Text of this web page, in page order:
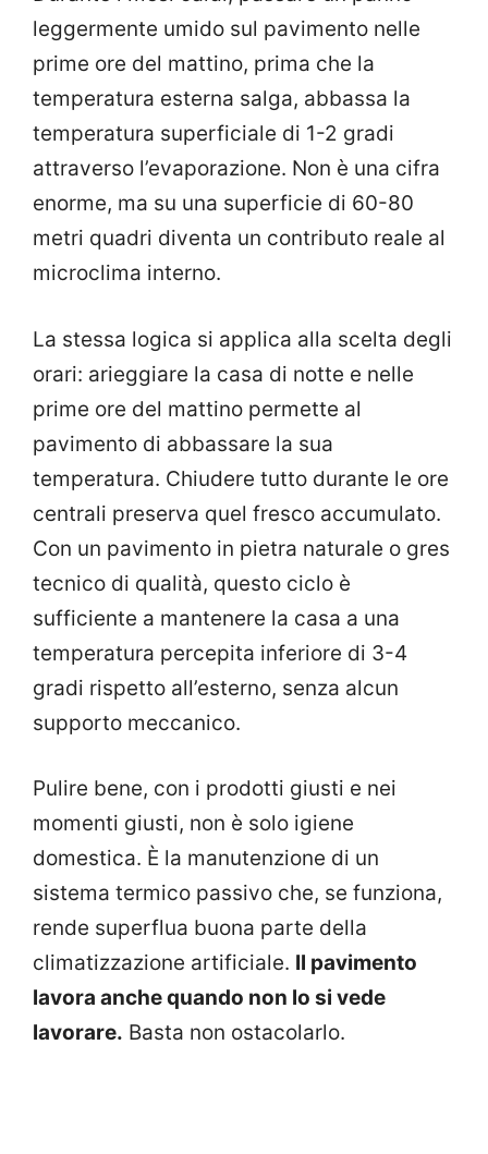
leggermente umido sul pavimento nelle
prime ore del mattino, prima che la
temperatura esterna salga, abbassa la
temperatura superficiale di 1-2 gradi
attraverso l’evaporazione. Non è una cifra
enorme, ma su una superficie di 60-80
metri quadri diventa un contributo reale al
microclima interno.
La stessa logica si applica alla scelta degli
orari: arieggiare la casa di notte e nelle
prime ore del mattino permette al
pavimento di abbassare la sua
temperatura. Chiudere tutto durante le ore
centrali preserva quel fresco accumulato.
Con un pavimento in pietra naturale o gres
tecnico di qualità, questo ciclo è
sufficiente a mantenere la casa a una
temperatura percepita inferiore di 3-4
gradi rispetto all’esterno, senza alcun
supporto meccanico.
Pulire bene, con i prodotti giusti e nei
momenti giusti, non è solo igiene
domestica. È la manutenzione di un
sistema termico passivo che, se funziona,
rende superflua buona parte della
climatizzazione artificiale. Il pavimento
lavora anche quando non lo si vede
lavorare. Basta non ostacolarlo.